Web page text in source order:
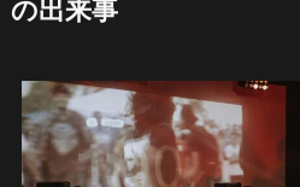
の出来事